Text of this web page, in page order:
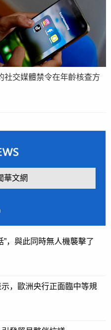
社交媒體禁令在年齡核查方
華文網
，與此同時無人機襲擊了
，歐洲央行正面臨中等規